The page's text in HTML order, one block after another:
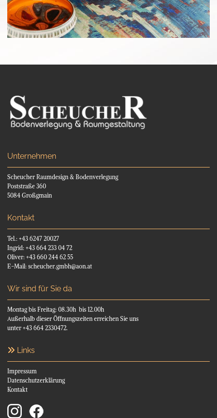
Unternehmen
Scheucher Raumdesign & Bodenverlegung
Poststraße 360
5084 Großgmain
Kontakt
Tel.: +43 6247 20027
Ingrid: +43 664 233 04 72
Oliver: +43 660 244 62 55
E-Mail: scheucher.gmbh@aon.at
Wir sind für Sie da
Montag bis Freitag: 08.30h bis 12.00h
Außerhalb dieser Öffnungszeiten erreichen Sie uns
unter +43 664 2330472.
 Links
Impressum
Datenschutzerklärung
Kontakt